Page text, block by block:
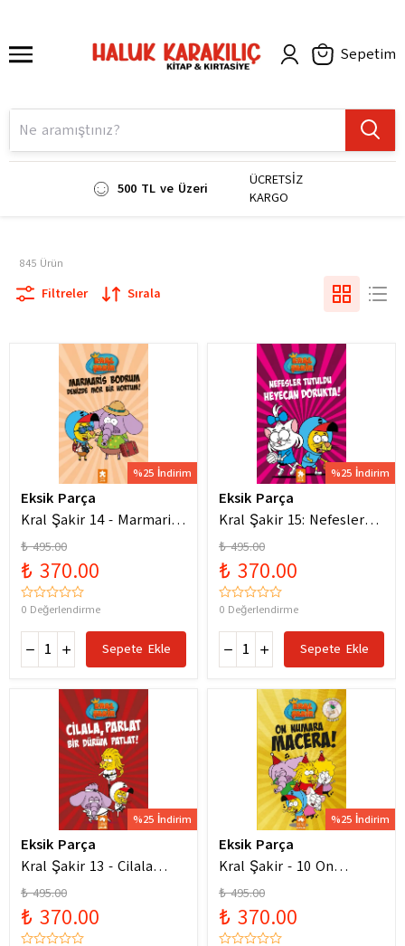
Sepetim
500 TL ve Üzeri
ÜCRETSİZ
KARGO
845 Ürün
Filtreler Sırala
%25 İndirim
Eksik Parça
Kral Şakir 14 - Marmaris
Bodrum Denizde Mor Bir
Hortum
₺ 495.00
₺ 370.00
0 Değerlendirme
Sepete Ekle
%25 İndirim
Eksik Parça
Kral Şakir 15: Nefesler
Tutuldu Heyecan Dorukta
₺ 495.00
₺ 370.00
0 Değerlendirme
Sepete Ekle
%25 İndirim
Eksik Parça
Kral Şakir 13 - Cilala
Parlat Bir Dürüm Patlat!
₺ 495.00
₺ 370.00
%25 İndirim
Eksik Parça
Kral Şakir - 10 On
Numara Macera Ciltli
₺ 495.00
₺ 370.00